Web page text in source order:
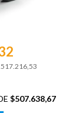
$507.638,67